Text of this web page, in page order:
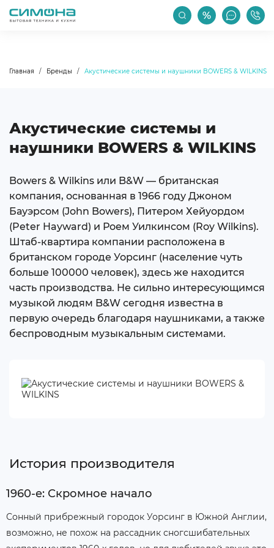
РАСПРОДАЖА ПРОИЗВОДИТЕЛИ
Главная Бренды Акустические системы и наушники BOWERS & WILKINS
Акустические системы и
наушники BOWERS & WILKINS
Bowers & Wilkins или B&W — британская
компания, основанная в 1966 году Джоном
Бауэрсом (John Bowers), Питером Хейуордом
(Peter Hayward) и Роем Уилкинсом (Roy Wilkins).
Штаб-квартира компании расположена в
британском городе Уорсинг (население чуть
больше 100000 человек), здесь же находится
часть производства. Не сильно интересующимся
музыкой людям B&W сегодня известна в
первую очередь благодаря наушниками, а также
беспроводным музыкальным системами.
История производителя
1960-е: Скромное начало
Сонный прибрежный городок Уорсинг в Южной Англии,
возможно, не похож на рассадник сногсшибательных